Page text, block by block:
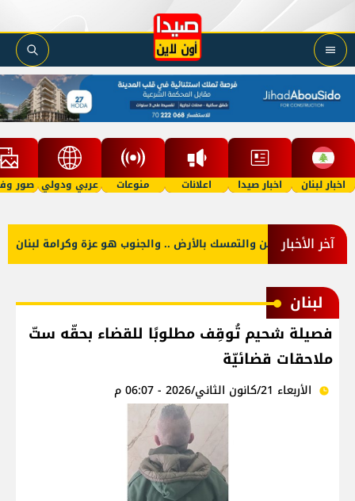
اخبار لبنان اخبار صيدا اعلانات منوعات عربي ودولي صور
آخر الأخبار
حب الوطن والتمسك بالأرض .. والجنوب هو عزة وكرامة لبنان
لبنان
فصيلة شحيم تُوقِف مطلوبًا للقضاء بحقّه ستّ
ملاحقات قضائيّة
الأربعاء 21/كانون الثاني/2026 - 06:07 م